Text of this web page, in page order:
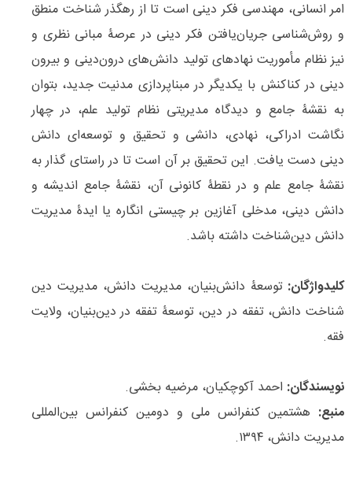
امر انسانی، مهندسی فکر دینی است تا از رهگذر شناخت منطق
و روش‌شناسی جریان‌یافتن فکر دینی در عرصۀ مبانی نظری و
نیز نظام مأموریت نهادهای تولید دانش‌­های درون­‌دینی و بیرون­‌
دینی در کناکنش با یکدیگر در مبناپردازی مدنیت جدید، بتوان
به نقشۀ جامع و دیدگاه مدیریتی نظام تولید علم، در چهار
نگاشت ادراکی، نهادی، دانشی و تحقیق­ و توسعه‌­ای دانش
دینی دست یافت. این تحقیق بر آن است تا در راستای گذار به
نقشۀ جامع علم و در نقطۀ کانونی آن، نقشۀ جامع اندیشه و
دانش دینی، مدخلی آغازین بر چیستی انگاره یا ایدۀ مدیریت
دانش دین­‌شناخت داشته باشد.
کلیدواژگان: توسعۀ دانش‌­بنیان، مدیریت دانش، مدیریت دین­‌
شناخت دانش، تفقه در دین، توسعۀ تفقه در دین‌­بنیان، ولایت
فقه.
نویسندگان: احمد آکوچکیان، مرضیه بخشی.
منبع: هشتمین کنفرانس ملی و دومین کنفرانس بین‌المللی
مدیریت دانش، ۱۳۹۴.